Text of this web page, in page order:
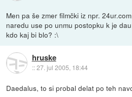
Men pa še zmer filmčki iz npr.
naredu use po unmu postopku k je
kdo kaj bi blo? :\
hruske
::27. jul 2005, 18:44
Daedalus, to si probal delat po teh